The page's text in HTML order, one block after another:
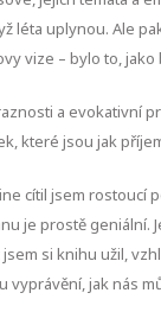
léta uplynou. Ale
vize – bylo to,
a evokativní
které jsou jak
cítil jsem rostoucí
je prostě
si knihu užil,
vyprávění, jak nás